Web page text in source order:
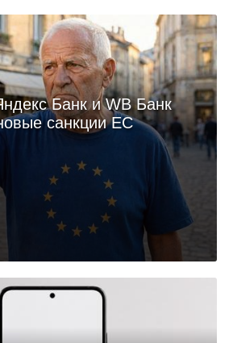
Банк и WB Банк
санкции ЕС